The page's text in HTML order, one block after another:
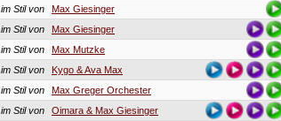
im Stil von
Max Giesinger
im Stil von
Max Giesinger
im Stil von
Max Mutzke
im Stil von
Kygo & Ava Max
im Stil von
Max Greger Orchester
im Stil von
Oimara & Max Giesinger